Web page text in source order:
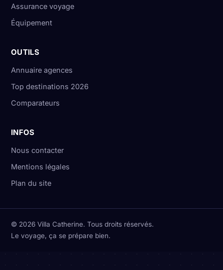
Assurance voyage
Équipement
OUTILS
Annuaire agences
Top destinations 2026
Comparateurs
INFOS
Nous contacter
Mentions légales
Plan du site
© 2026 Villa Catherine. Tous droits réservés.
Le voyage, ça se prépare bien.